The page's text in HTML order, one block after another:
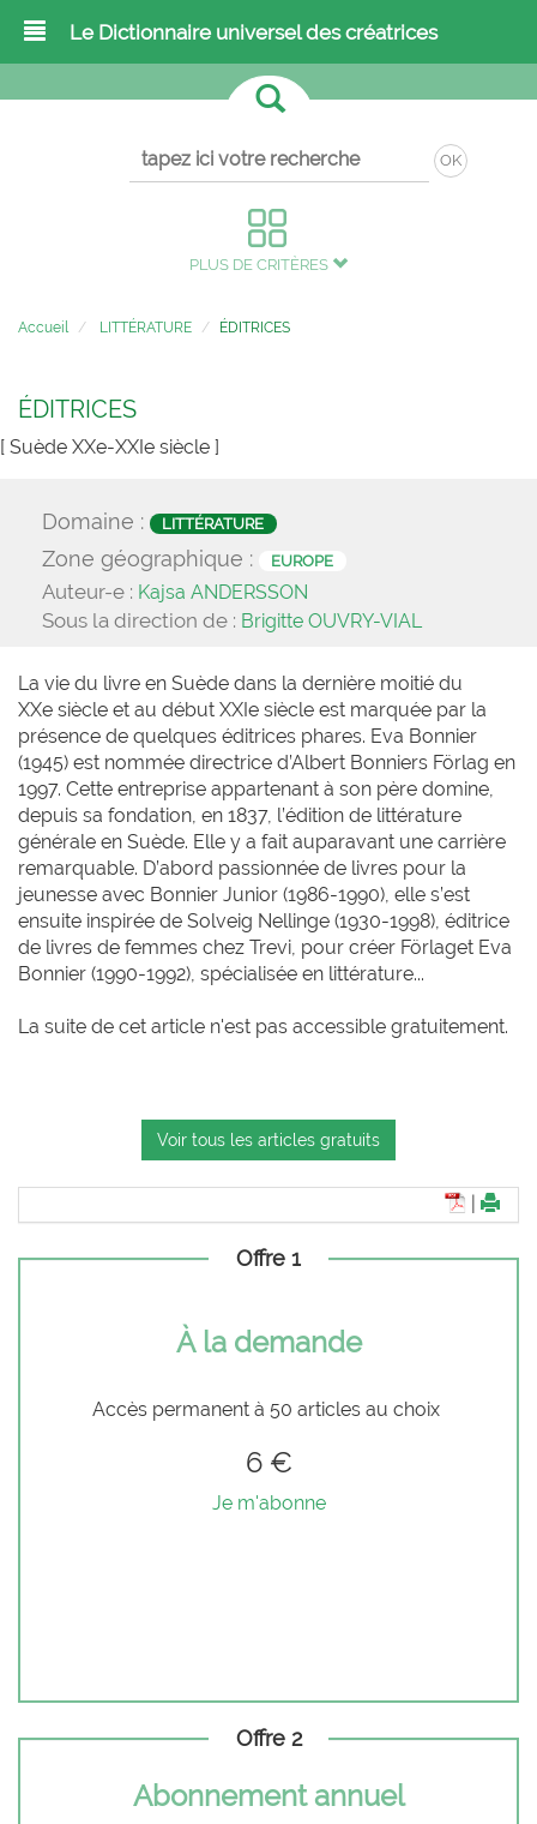
Le Dictionnaire universel des créatrices
OK
PLUS DE CRITÈRES
Accueil LITTÉRATURE ÉDITRICES
ÉDITRICES
[ Suède XXe-XXIe siècle ]
Domaine : LITTÉRATURE
Zone géographique : EUROPE
Auteur-e : Kajsa ANDERSSON
Sous la direction de : Brigitte OUVRY-VIAL
La vie du livre en Suède dans la dernière moitié du
XXe siècle et au début XXIe siècle est marquée par la
présence de quelques éditrices phares. Eva Bonnier
(1945) est nommée directrice d’Albert Bonniers Förlag en
1997. Cette entreprise appartenant à son père domine,
depuis sa fondation, en 1837, l’édition de littérature
générale en Suède. Elle y a fait auparavant une carrière
remarquable. D’abord passionnée de livres pour la
jeunesse avec Bonnier Junior (1986-1990), elle s’est
ensuite inspirée de Solveig Nellinge (1930-1998), éditrice
de livres de femmes chez Trevi, pour créer Förlaget Eva
Bonnier (1990-1992), spécialisée en littérature...
La suite de cet article n'est pas accessible gratuitement.
Voir tous les articles gratuits
Offre 1
À la demande
Accès permanent à 50 articles au choix
6 €
Je m'abonne
Offre 2
Abonnement annuel